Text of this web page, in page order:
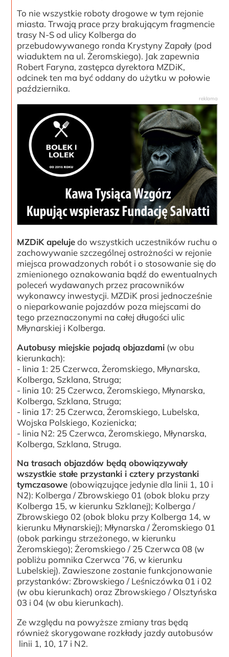
To nie wszystkie roboty drogowe w tym rejonie
miasta. Trwają prace przy brakującym fragmencie
trasy N-S od ulicy Kolberga do
przebudowywanego ronda Krystyny Zapały (pod
wiaduktem na ul. Żeromskiego). Jak zapewnia
Robert Faryna, zastępca dyrektora MZDiK,
odcinek ten ma być oddany do użytku w połowie
października.
MZDiK apelujedo wszystkich uczestników ruchu o
zachowywanie szczególnej ostrożności w rejonie
miejsca prowadzonych robót i o stosowanie się do
zmienionego oznakowania bądź do ewentualnych
poleceń wydawanych przez pracowników
wykonawcy inwestycji. MZDiK prosi jednocześnie
o nieparkowanie pojazdów poza miejscami do
tego przeznaczonymi na całej długości ulic
Młynarskiej i Kolberga.
Autobusy miejskie pojadą objazdami (w obu
kierunkach):
- linia 1: 25 Czerwca, Żeromskiego, Młynarska,
Kolberga, Szklana, Struga;
- linia 10: 25 Czerwca, Żeromskiego, Młynarska,
Kolberga, Szklana, Struga;
- linia 17: 25 Czerwca, Żeromskiego, Lubelska,
Wojska Polskiego, Kozienicka;
- linia N2: 25 Czerwca, Żeromskiego, Młynarska,
Kolberga, Szklana, Struga.
Na trasach objazdów będą obowiązywały
wszystkie stałe przystanki i cztery przystanki
tymczasowe (obowiązujące jedynie dla linii 1, 10 i
N2): Kolberga / Zbrowskiego 01 (obok bloku przy
Kolberga 15, w kierunku Szklanej); Kolberga /
Zbrowskiego 02 (obok bloku przy Kolberga 14, w
kierunku Młynarskiej); Młynarska / Żeromskiego 01
(obok parkingu strzeżonego, w kierunku
Żeromskiego); Żeromskiego / 25 Czerwca 08 (w
pobliżu pomnika Czerwca ’76, w kierunku
Lubelskiej). Zawieszone zostanie funkcjonowanie
przystanków: Zbrowskiego / Leśniczówka 01 i 02
(w obu kierunkach) oraz Zbrowskiego / Olsztyńska
03 i 04 (w obu kierunkach).
Ze względu na powyższe zmiany tras będą
również skorygowane rozkłady jazdy autobusów
linii 1, 10, 17 i N2.